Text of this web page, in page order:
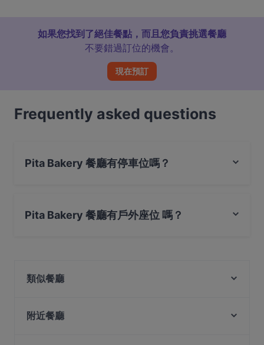
如果您找到了絕佳餐點，而且您負責挑選餐廳
不要錯過訂位的機會。
現在預訂
Frequently asked questions
Pita Bakery 餐廳有停車位嗎？
Pita Bakery 餐廳有戶外座位 嗎？
類似餐廳
That 1 Place
附近餐廳